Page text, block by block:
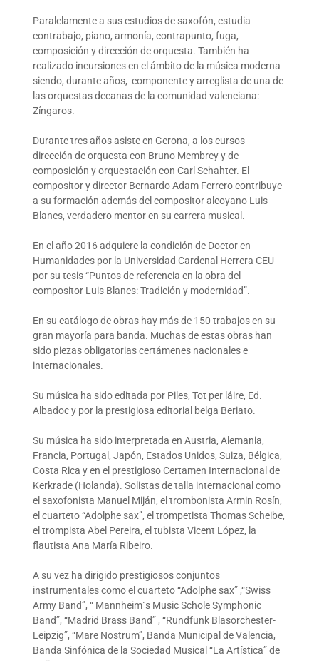
Paralelamente a sus estudios de saxofón, estudia
contrabajo, piano, armonía, contrapunto, fuga,
composición y dirección de orquesta. También ha
realizado incursiones en el ámbito de la música moderna
siendo, durante años, componente y arreglista de una de
las orquestas decanas de la comunidad valenciana:
Zíngaros.
Durante tres años asiste en Gerona, a los cursos
dirección de orquesta con Bruno Membrey y de
composición y orquestación con Carl Schahter. El
compositor y director Bernardo Adam Ferrero contribuye
a su formación además del compositor alcoyano Luis
Blanes, verdadero mentor en su carrera musical.
En el año 2016 adquiere la condición de Doctor en
Humanidades por la Universidad Cardenal Herrera CEU
por su tesis “Puntos de referencia en la obra del
compositor Luis Blanes: Tradición y modernidad”.
En su catálogo de obras hay más de 150 trabajos en su
gran mayoría para banda. Muchas de estas obras han
sido piezas obligatorias certámenes nacionales e
internacionales.
Su música ha sido editada por Piles, Tot per láire, Ed.
Albadoc y por la prestigiosa editorial belga Beriato.
Su música ha sido interpretada en Austria, Alemania,
Francia, Portugal, Japón, Estados Unidos, Suiza, Bélgica,
Costa Rica y en el prestigioso Certamen Internacional de
Kerkrade (Holanda). Solistas de talla internacional como
el saxofonista Manuel Miján, el trombonista Armin Rosín,
el cuarteto “Adolphe sax”, el trompetista Thomas Scheibe,
el trompista Abel Pereira, el tubista Vicent López, la
flautista Ana María Ribeiro.
A su vez ha dirigido prestigiosos conjuntos
instrumentales como el cuarteto “Adolphe sax” ,“Swiss
Army Band”, “ Mannheim´s Music Schole Symphonic
Band”, “Madrid Brass Band” , “Rundfunk Blasorchester-
Leipzig”, “Mare Nostrum”, Banda Municipal de Valencia,
Banda Sinfónica de la Sociedad Musical “La Artística” de